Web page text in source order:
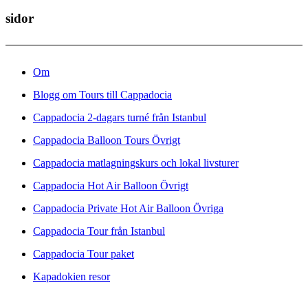
sidor
Om
Blogg om Tours till Cappadocia
Cappadocia 2-dagars turné från Istanbul
Cappadocia Balloon Tours Övrigt
Cappadocia matlagningskurs och lokal livsturer
Cappadocia Hot Air Balloon Övrigt
Cappadocia Private Hot Air Balloon Övriga
Cappadocia Tour från Istanbul
Cappadocia Tour paket
Kapadokien resor